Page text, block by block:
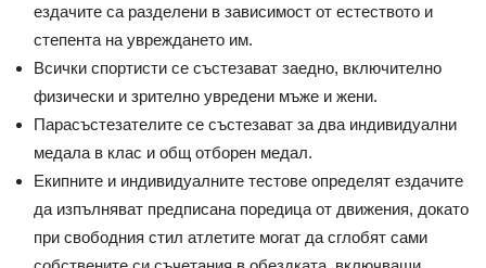
ездачите са разделени в зависимост от естеството и
степента на увреждането им.
Всички спортисти се състезават заедно, включително
физически и зрително увредени мъже и жени.
Парасъстезателите се състезават за два индивидуални
медала в клас и общ отборен медал.
Екипните и индивидуалните тестове определят ездачите
да изпълняват предписана поредица от движения, докато
при свободния стил атлетите могат да сглобят сами